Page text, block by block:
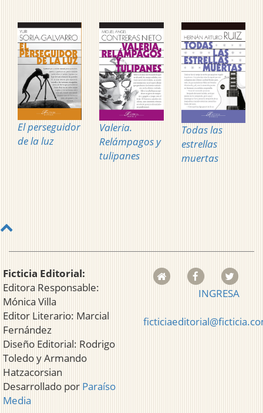
El perseguidor
de la luz
Valeria.
Relámpagos y
tulipanes
Todas las
estrellas
muertas
Ficticia Editorial:
Editora Responsable:
Mónica Villa
Editor Literario: Marcial
Fernández
Diseño Editorial: Rodrigo
Toledo y Armando
Hatzacorsian
Desarrollado por Paraíso
Media
INGRESA